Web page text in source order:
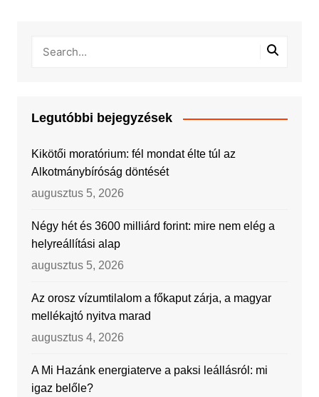
Legutóbbi bejegyzések
Kikötői moratórium: fél mondat élte túl az
Alkotmánybíróság döntését
augusztus 5, 2026
Négy hét és 3600 milliárd forint: mire nem elég a
helyreállítási alap
augusztus 5, 2026
Az orosz vízumtilalom a főkaput zárja, a magyar
mellékajtó nyitva marad
augusztus 4, 2026
A Mi Hazánk energiaterve a paksi leállásról: mi
igaz belőle?